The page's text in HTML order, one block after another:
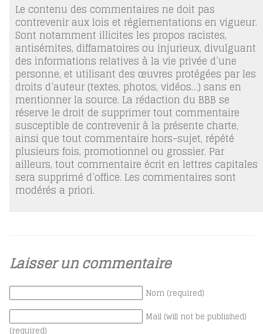
Le contenu des commentaires ne doit pas
contrevenir aux lois et réglementations en vigueur.
Sont notamment illicites les propos racistes,
antisémites, diffamatoires ou injurieux, divulguant
des informations relatives à la vie privée d’une
personne, et utilisant des œuvres protégées par les
droits d’auteur (textes, photos, vidéos…) sans en
mentionner la source. La rédaction du BBB se
réserve le droit de supprimer tout commentaire
susceptible de contrevenir à la présente charte,
ainsi que tout commentaire hors-sujet, répété
plusieurs fois, promotionnel ou grossier. Par
ailleurs, tout commentaire écrit en lettres capitales
sera supprimé d’office. Les commentaires sont
modérés a priori.
Laisser un commentaire
Nom (required)
Mail (will not be published)
(required)